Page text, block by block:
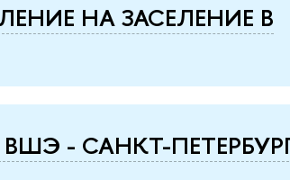
НА ЗАСЕЛЕНИЕ В
- САНКТ-